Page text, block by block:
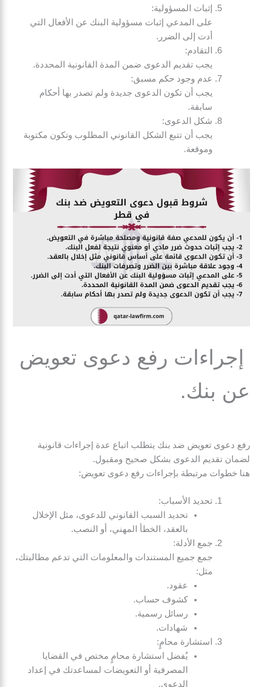
إثبات المسؤولية:
على المدعي إثبات مسؤولية البنك عن الأفعال التي
أدت إلى الضرر.
التقادم:
يجب تقديم الدعوى ضمن المدة القانونية المحددة.
عدم وجود حكم مسبق:
يجب أن تكون الدعوى جديدة ولم تصدر بها أحكام
سابقة.
شكل الدعوى:
يجب أن تتبع الشكل القانوني المطلوب وتكون مكتوبة
وموقعة.
إجراءات رفع دعوى تعويض
عن بنك.
رفع دعوى تعويض ضد بنك يتطلب اتباع عدة إجراءات قانونية
لضمان تقديم الدعوى بشكل صحيح ومقبول.
هنا خطوات مرتبطة بإجراءات رفع دعوى تعويض:
تحديد الأسباب:
تحديد السبب القانوني للدعوى، مثل الإخلال
بالعقد، الخطأ المهني، أو النصب.
جمع الأدلة:
جمع جميع المستندات والمعلومات التي تدعم مطالبتك،
مثل:
عقود.
كشوف حساب.
رسائل رسمية.
شهادات.
استشارة محامٍ:
يُفضل استشارة محامٍ مختص في القضايا
المصرفية أو التعويضات لمساعدتك في إعداد
الدعوى.